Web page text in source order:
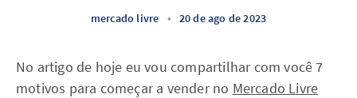
mercado livre • 20 de ago de 2023
No artigo de hoje eu vou compartilhar com você 7
motivos para começar a vender no Mercado Livre